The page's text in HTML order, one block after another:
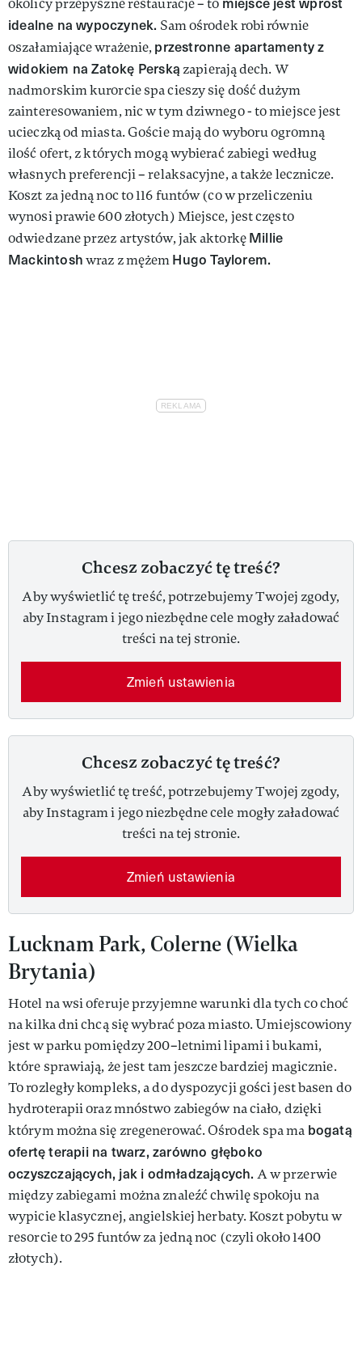
okolicy przepyszne restauracje – to
idealne na wypoczynek. Sam ośrodek robi równie
oszałamiające wrażenie, przestronne apartamenty z
widokiem na Zatokę Perską zapierają dech. W
nadmorskim kurorcie spa cieszy się dość dużym
zainteresowaniem, nic w tym dziwnego - to miejsce jest
ucieczką od miasta. Goście mają do wyboru ogromną
ilość ofert, z których mogą wybierać zabiegi według
własnych preferencji – relaksacyjne, a także lecznicze.
Koszt za jedną noc to 116 funtów (co w przeliczeniu
wynosi prawie 600 złotych) Miejsce, jest często
odwiedzane przez artystów, jak aktorkęMillie
Mackintoshwraz z mężemHugo Taylorem.
Chcesz zobaczyć tę treść?
Aby wyświetlić tę treść, potrzebujemy Twojej zgody,
aby Instagram i jego niezbędne cele mogły załadować
treści na tej stronie.
Zmień ustawienia
Chcesz zobaczyć tę treść?
Aby wyświetlić tę treść, potrzebujemy Twojej zgody,
aby Instagram i jego niezbędne cele mogły załadować
treści na tej stronie.
Zmień ustawienia
Lucknam Park, Colerne (Wielka
Brytania)
Hotel na wsi oferuje przyjemne warunki dla tych co choć
na kilka dni chcą się wybrać poza miasto. Umiejscowiony
jest w parku pomiędzy 200–letnimi lipami i bukami,
które sprawiają, że jest tam jeszcze bardziej magicznie.
To rozległy kompleks, a do dyspozycji gości jest basen do
hydroterapii oraz mnóstwo zabiegów na ciało, dzięki
którym można się zregenerować. Ośrodek spa ma bogatą
ofertę terapii na twarz, zarówno głęboko
oczyszczających, jak i odmładzających. A w przerwie
między zabiegami można znaleźć chwilę spokoju na
wypicie klasycznej, angielskiej herbaty. Koszt pobytu w
resorcie to 295 funtów za jedną noc (czyli około 1400
złotych).